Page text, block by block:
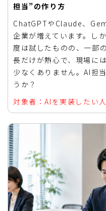
担当”の作り方
ChatGPTやClaude、
企業が増えています。し
度は試したものの、一部
長だけが熱心で、現場に
少なくありません。AI担
うか？
対象者：AIを実装したい人